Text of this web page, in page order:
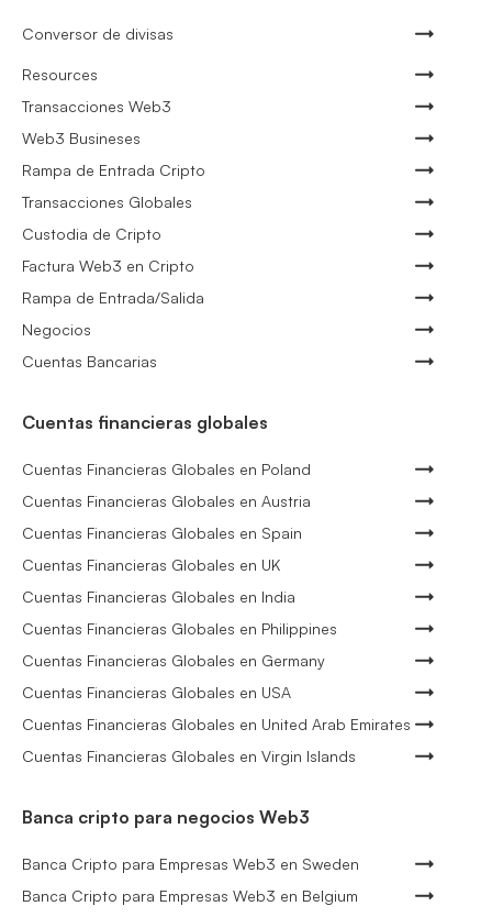
Conversor de divisas
Resources
Transacciones Web3
Web3 Busineses
Rampa de Entrada Cripto
Transacciones Globales
Custodia de Cripto
Factura Web3 en Cripto
Rampa de Entrada/Salida
Negocios
Cuentas Bancarias
Cuentas financieras globales
Cuentas Financieras Globales en Poland
Cuentas Financieras Globales en Austria
Cuentas Financieras Globales en Spain
Cuentas Financieras Globales en UK
Cuentas Financieras Globales en India
Cuentas Financieras Globales en Philippines
Cuentas Financieras Globales en Germany
Cuentas Financieras Globales en USA
Cuentas Financieras Globales en United Arab Emirates
Cuentas Financieras Globales en Virgin Islands
Banca cripto para negocios Web3
Banca Cripto para Empresas Web3 en Sweden
Banca Cripto para Empresas Web3 en Belgium